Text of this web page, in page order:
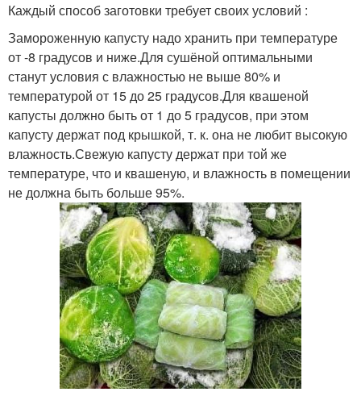
Каждый способ заготовки требует своих условий :
Замороженную капусту надо хранить при температуре
от -8 градусов и ниже.Для сушёной оптимальными
станут условия с влажностью не выше 80% и
температурой от 15 до 25 градусов.Для квашеной
капусты должно быть от 1 до 5 градусов, при этом
капусту держат под крышкой, т. к. она не любит высокую
влажность.Свежую капусту держат при той же
температуре, что и квашеную, и влажность в помещении
не должна быть больше 95%.